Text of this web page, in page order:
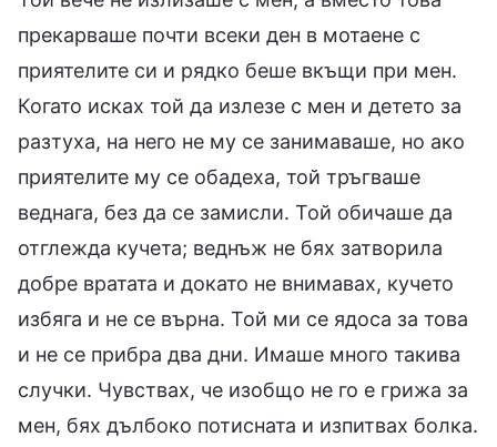
прекарваше почти всеки ден в мотаене с
приятелите си и рядко беше вкъщи при мен.
Когато исках той да излезе с мен и детето за
разтуха, на него не му се занимаваше, но ако
приятелите му се обадеха, той тръгваше
веднага, без да се замисли. Той обичаше да
отглежда кучета; веднъж не бях затворила
добре вратата и докато не внимавах, кучето
избяга и не се върна. Той ми се ядоса за това
и не се прибра два дни. Имаше много такива
случки. Чувствах, че изобщо не го е грижа за
мен, бях дълбоко потисната и изпитвах болка.